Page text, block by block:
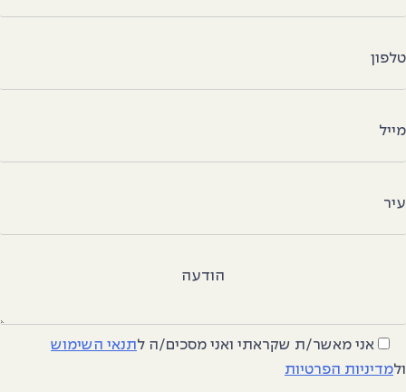
טלפון
מייל
עיר
הודעה
אני מאשר/ת שקראתי ואני מסכים/ה לתנאי השימוש
ולמדיניות הפרטיות